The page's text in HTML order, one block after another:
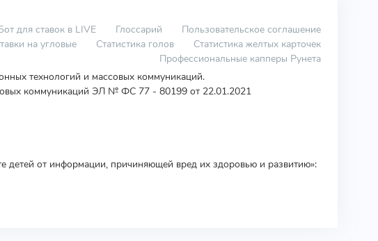
для ставок в LIVE Глоссарий
Пользовательское соглашение
на угловые Статистика голов
Статистика желтых карточек
Профессиональные капперы Рунета
технологий и массовых коммуникаций.
коммуникаций ЭЛ № ФС 77 - 80199 от 22.01.2021
от информации, причиняющей вред их здоровью и развитию»: